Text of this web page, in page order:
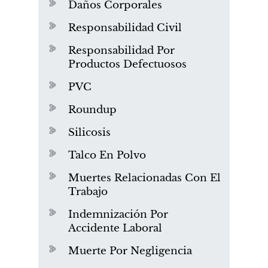
Daños Corporales
Responsabilidad Civil
Responsabilidad Por
Productos Defectuosos
PVC
Roundup
Silicosis
Talco En Polvo
Muertes Relacionadas Con El
Trabajo
Indemnización Por
Accidente Laboral
Muerte Por Negligencia